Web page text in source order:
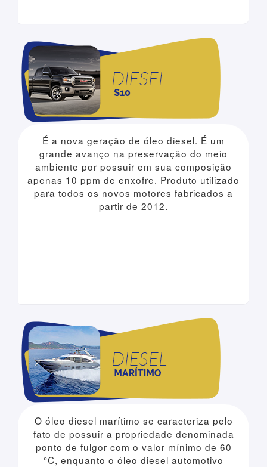
É a nova geração de óleo diesel. É um
grande avanço na preservação do meio
ambiente por possuir em sua composição
apenas 10 ppm de enxofre. Produto utilizado
para todos os novos motores fabricados a
partir de 2012.
O óleo diesel marítimo se caracteriza pelo
fato de possuir a propriedade denominada
ponto de fulgor com o valor mínimo de 60
°C, enquanto o óleo diesel automotivo